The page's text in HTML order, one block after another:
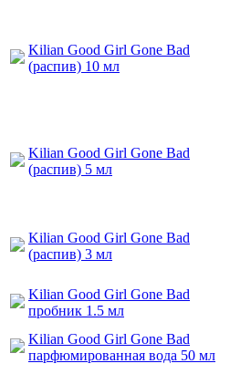
Kilian Good Girl Gone Bad
(распив) 10 мл
Kilian Good Girl Gone Bad
(распив) 5 мл
Kilian Good Girl Gone Bad
(распив) 3 мл
Kilian Good Girl Gone Bad
пробник 1.5 мл
Kilian Good Girl Gone Bad
парфюмированная вода 50 мл